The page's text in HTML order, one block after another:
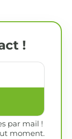
!
par mail !
moment.